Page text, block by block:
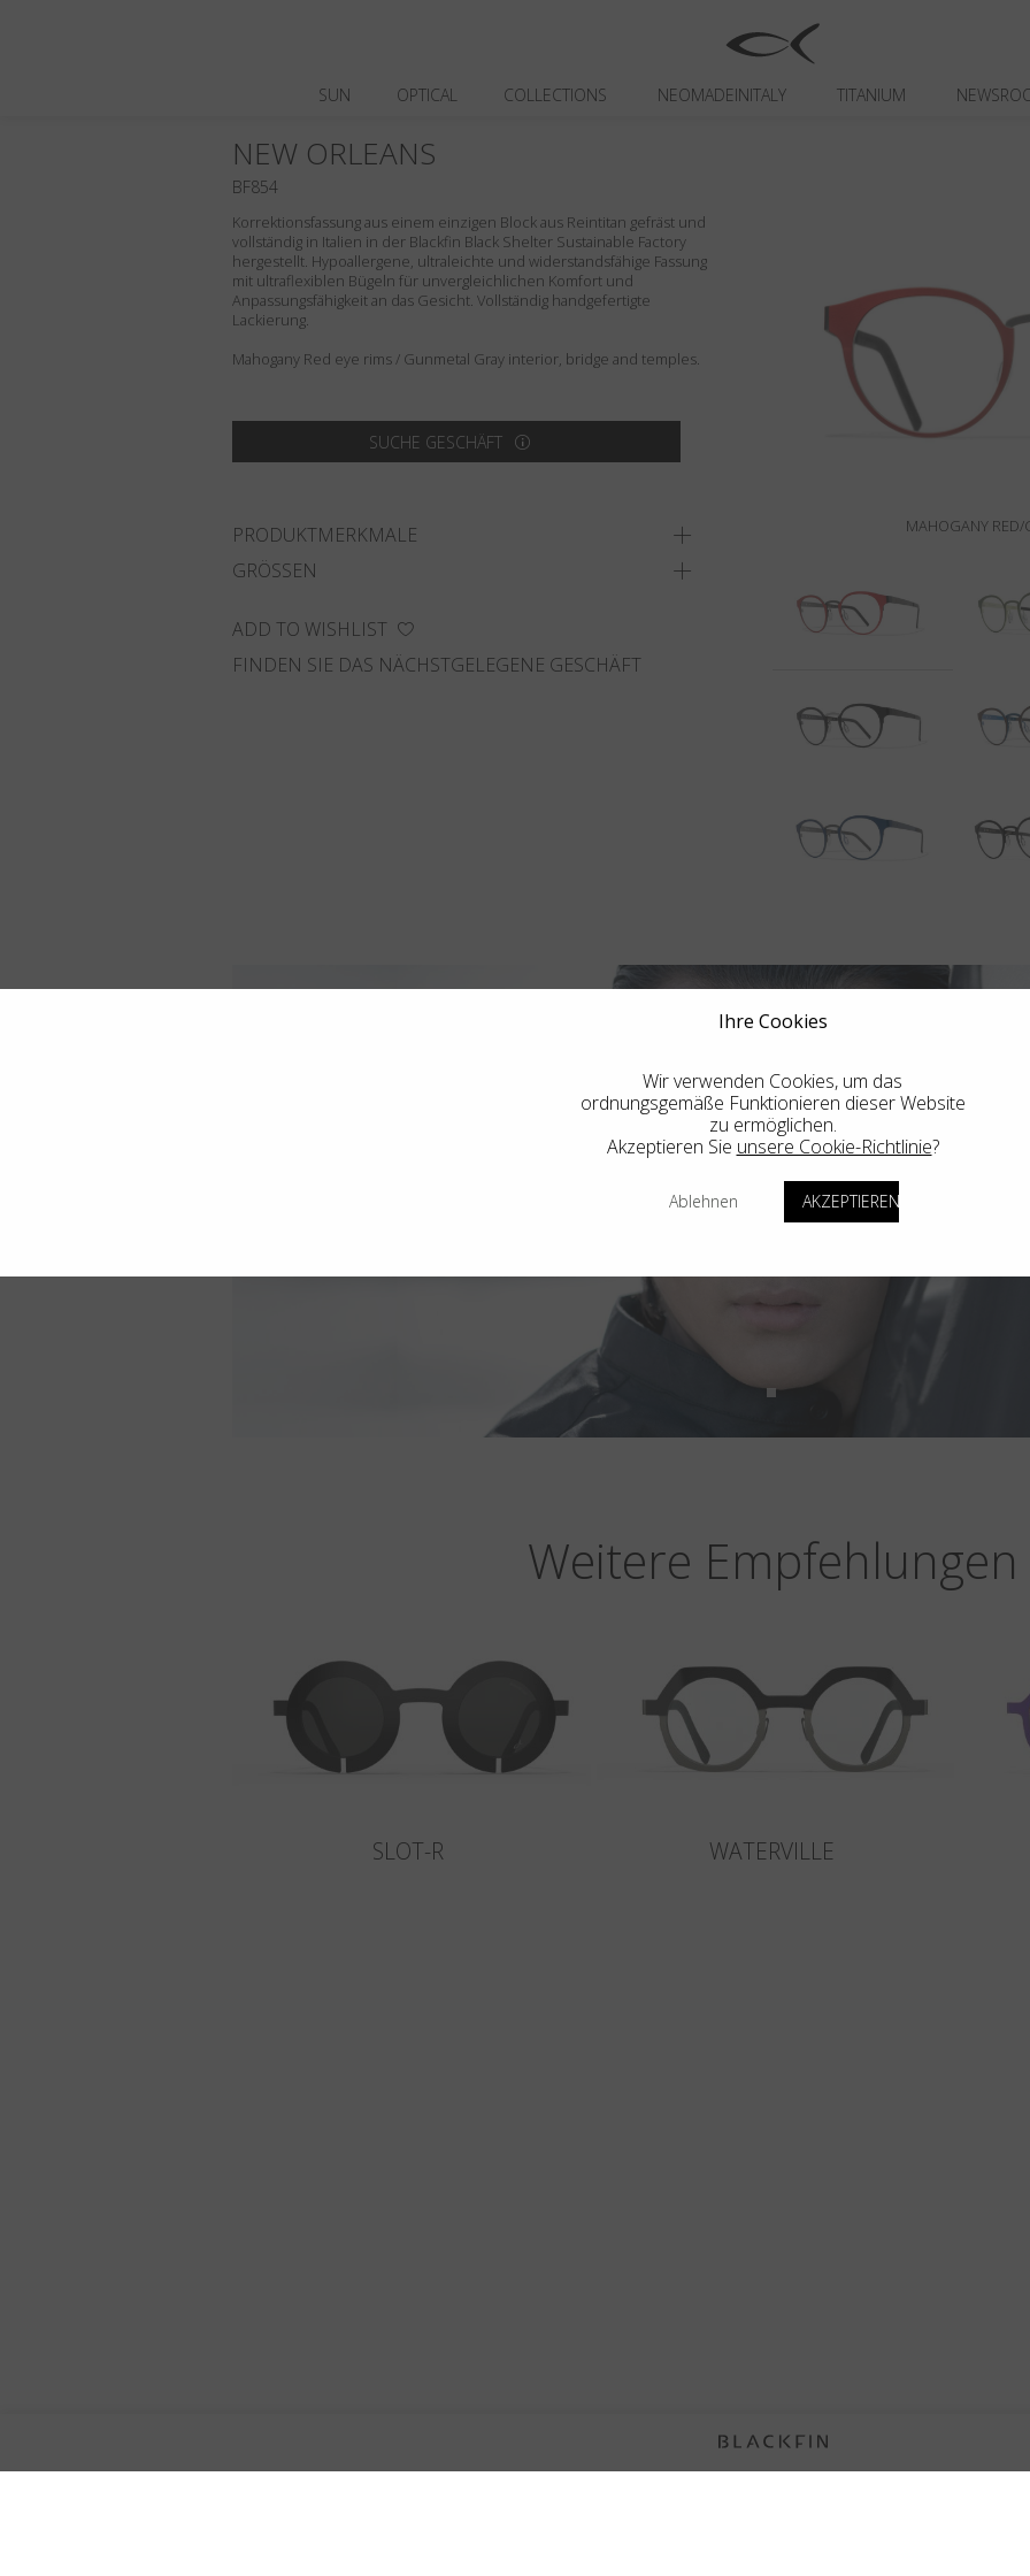
SUN OPTICAL COLLECTIONS NEOMADEINITALY TITANIUM
MAHOGANY
Korrektionsfassung aus einem einzigen Block aus Reintitan gefräst und
vollständig in Italien in der Blackfin Black Shelter Sustainable Factory
hergestellt. Hypoallergene, ultraleichte und widerstandsfähige Fassung
mit ultraflexiblen Bügeln für unvergleichlichen Komfort und
Anpassungsfähigkeit an das Gesicht. Vollständig handgefertigte
Lackierung.
Mahogany Red eye rims / Gunmetal Gray interior, bridge and temples.
SUCHE GESCHÄFT
PRODUKTMERKMALE
GRÖSSEN
ADD TO WISHLIST
FINDEN SIE DAS NÄCHSTGELEGENE GESCHÄFT
Weitere Empfehlungen
SLOT-R WATERVILLE
NEW ORLEANS
BF854
Ihre Cookies
Wir verwenden Cookies, um das
ordnungsgemäße Funktionieren dieser Website
zu ermöglichen.
Akzeptieren Sie unsere Cookie-Richtlinie?
Ablehnen AKZEPTIEREN